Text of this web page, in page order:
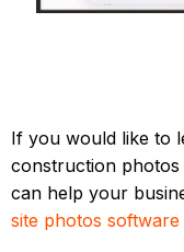
If you would like to
construction photos
can help your
site photos